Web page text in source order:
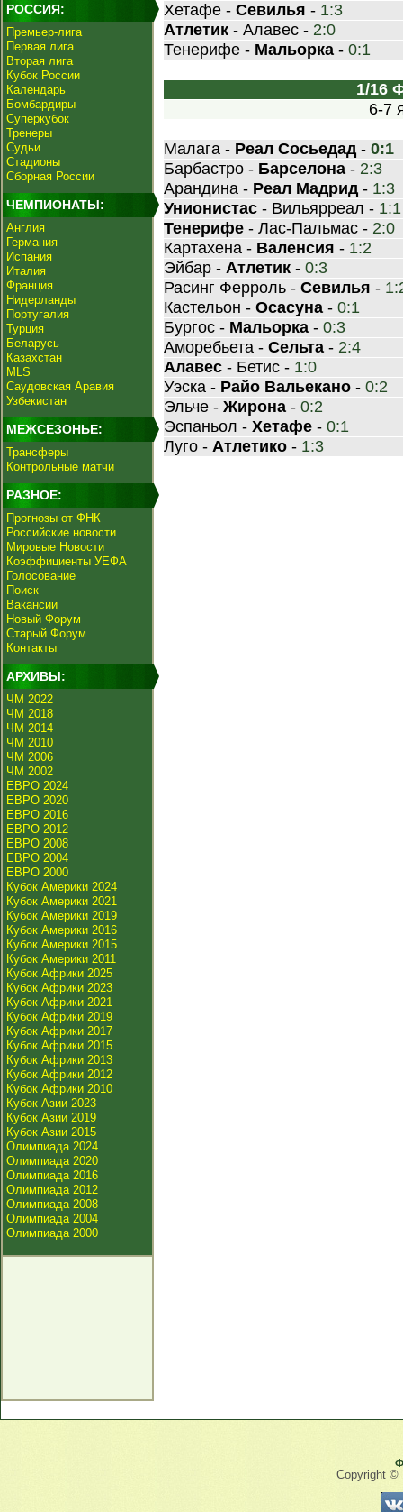
РОССИЯ:
Премьер-лига
Первая лига
Вторая лига
Кубок России
Календарь
Бомбардиры
Суперкубок
Тренеры
Судьи
Стадионы
Сборная России
ЧЕМПИОНАТЫ:
Англия
Германия
Испания
Италия
Франция
Нидерланды
Португалия
Турция
Беларусь
Казахстан
MLS
Саудовская Аравия
Узбекистан
МЕЖСЕЗОНЬЕ:
Трансферы
Контрольные матчи
РАЗНОЕ:
Прогнозы от ФНК
Российские новости
Мировые Новости
Коэффициенты УЕФА
Голосование
Поиск
Вакансии
Новый Форум
Старый Форум
Контакты
АРХИВЫ:
ЧМ 2022
ЧМ 2018
ЧМ 2014
ЧМ 2010
ЧМ 2006
ЧМ 2002
ЕВРО 2024
ЕВРО 2020
ЕВРО 2016
ЕВРО 2012
ЕВРО 2008
ЕВРО 2004
ЕВРО 2000
Кубок Америки 2024
Кубок Америки 2021
Кубок Америки 2019
Кубок Америки 2016
Кубок Америки 2015
Кубок Америки 2011
Кубок Африки 2025
Кубок Африки 2023
Кубок Африки 2021
Кубок Африки 2019
Кубок Африки 2017
Кубок Африки 2015
Кубок Африки 2013
Кубок Африки 2012
Кубок Африки 2010
Кубок Азии 2023
Кубок Азии 2019
Кубок Азии 2015
Олимпиада 2024
Олимпиада 2020
Олимпиада 2016
Олимпиада 2012
Олимпиада 2008
Олимпиада 2004
Олимпиада 2000
Хетафе - Севилья - 1:3
Атлетик - Алавес - 2:0
Тенерифе - Мальорка - 0:1
1/16
6-7
Малага - Реал Сосьедад - 0:1
Барбастро - Барселона - 2:3
Арандина - Реал Мадрид - 1:3
Унионистас - Вильярреал -
Тенерифе - Лас-Пальмас - 2:0
Картахена - Валенсия - 1:2
Эйбар - Атлетик - 0:3
Расинг Ферроль - Севилья -
Кастельон - Осасуна - 0:1
Бургос - Мальорка - 0:3
Аморебьета - Сельта - 2:4
Алавес - Бетис - 1:0
Уэска - Райо Вальекано - 0:2
Эльче - Жирона - 0:2
Эспаньол - Хетафе - 0:1
Луго - Атлетико - 1:3
Copyright ©